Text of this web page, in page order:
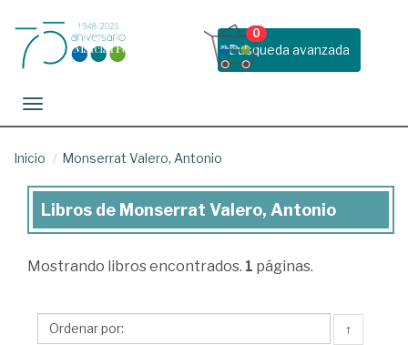
Busqueda avanzada
0
Toggle navigation
Inicio Monserrat Valero, Antonio
Libros
Monserrat
Antonio
Libros de Monserrat Valero, Antonio
Mostrando libros encontrados. 1 páginas.
↑